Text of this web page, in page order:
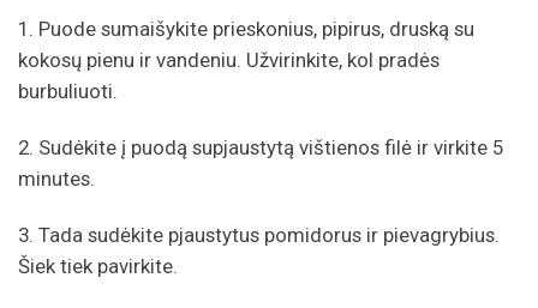
1. Puode sumaišykite prieskonius, pipirus, druską su
kokosų pienu ir vandeniu. Užvirinkite, kol pradės
burbuliuoti.
2. Sudėkite į puodą supjaustytą vištienos filė ir virkite 5
minutes.
3. Tada sudėkite pjaustytus pomidorus ir pievagrybius.
Šiek tiek pavirkite.